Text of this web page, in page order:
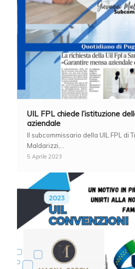
UIL FPL chiede l’istituzione
aziendale
Il subcommissario della UIL FPL di
Maldarizzi,…
5 Aprile 2023